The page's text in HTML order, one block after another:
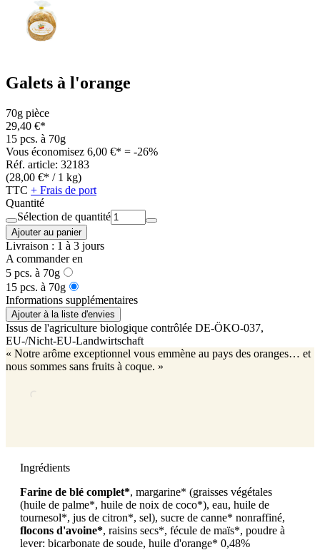
Galets à l'orange
70g pièce
29,40 €*
15 pcs. à 70g
Vous économisez 6,00 €* = -26%
Réf. article: 32183
(28,00 €* / 1 kg)
TTC + Frais de port
Quantité
Sélection de quantité
Ajouter au panier
Livraison : 1 à 3 jours
A commander en
5 pcs. à 70g
15 pcs. à 70g
Informations supplémentaires
Ajouter à la liste d'envies
Issus de l'agriculture biologique contrôlée DE-ÖKO-037,
EU-/Nicht-EU-Landwirtschaft
« Notre arôme exceptionnel vous emmène au pays des oranges… et
nous sommes sans fruits à coque. »
Ingrédients
Farine de blé complet*, margarine* (graisses végétales
(huile de palme*, huile de noix de coco*), eau, huile de
tournesol*, jus de citron*, sel), sucre de canne* nonraffiné,
flocons d'avoine*, raisins secs*, fécule de maïs*, poudre à
lever: bicarbonate de soude, huile d'orange* 0,48%